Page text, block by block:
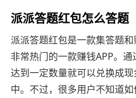
派派答题红包怎么答题
派派答题红包是一款集答题
非常热门的一款赚钱APP。
达到一定数量就可以兑换成
中。不过，很多用户不知道